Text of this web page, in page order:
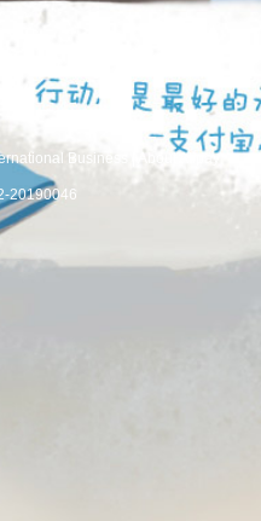
Business About Alipay
20190046